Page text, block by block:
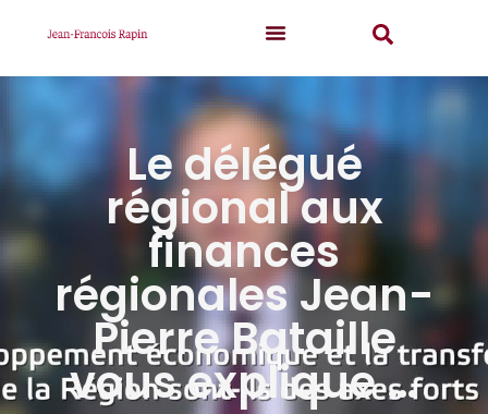
Le délégué
régional aux
finances
régionales Jean-
Pierre Bataille
vous explique …